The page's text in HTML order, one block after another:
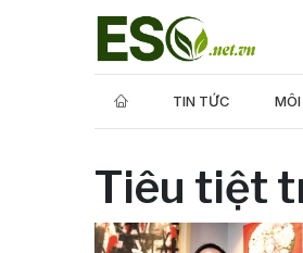
TIN TỨC
Tiêu tiệt